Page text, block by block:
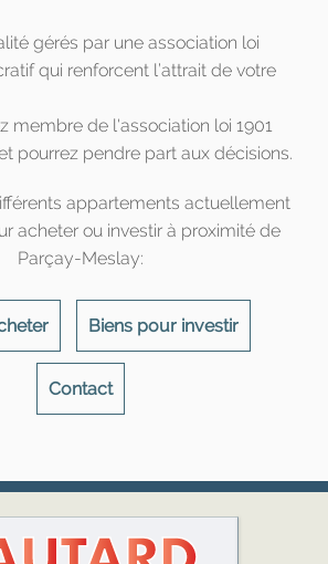
gérés par une association loi
qui renforcent l’attrait de votre
membre de l'association loi 1901
pourrez pendre part aux décisions.
appartements actuellement
acheter ou investir à proximité de
Parçay-Meslay:
Biens pour investir
Contact